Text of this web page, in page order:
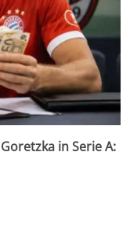
in Serie A: